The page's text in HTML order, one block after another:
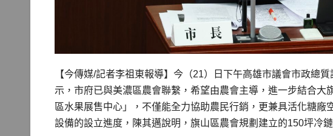
【今傳媒/記者李祖東報導】今（21）日下午高雄市議會市政總
示，市府已與美濃區農會聯繫，希望由農會主導，進一步結合
區水果展售中心」，不僅能全力協助農民行銷，更兼具活化糖
設備的設立進度，陳其邁說明，旗山區農會規劃建立的150坪冷